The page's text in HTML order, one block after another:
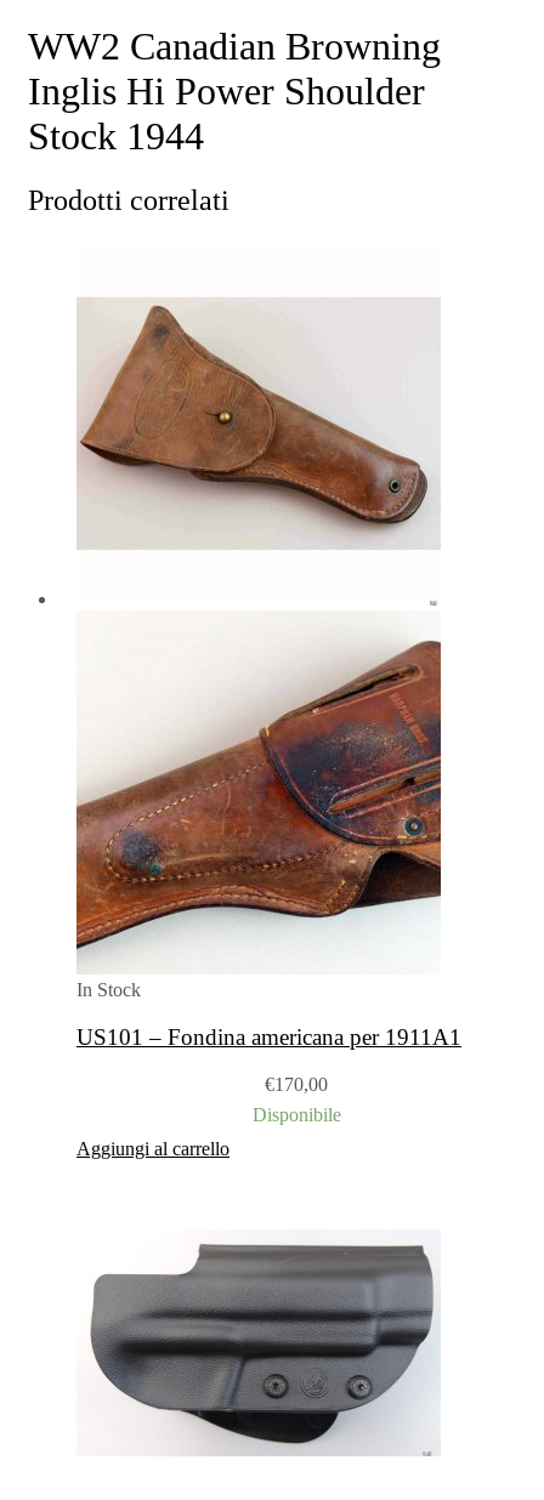
WW2 Canadian Browning
Inglis Hi Power Shoulder
Stock 1944
Prodotti correlati
In Stock
US101 – Fondina americana per 1911A1
€170,00
Disponibile
Aggiungi al carrello